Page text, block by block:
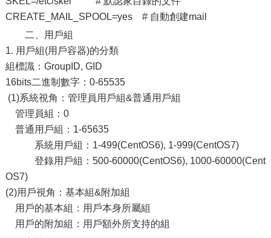
CREATE_MAIL_SPOOL=yes # 自動創建mail
二、用戶組
1. 用戶組(用戶容器)的分類
組標識：GroupID, GID
16bits二進制數字：0-65535
(1)系統視角：管理員用戶組&普通用戶組
管理員組：0
普通用戶組：1-65635
系統用戶組：1-499(CentOS6), 1-999(CentOS7)
登錄用戶組：500-60000(CentOS6), 1000-60000(Cent
OS7)
(2)用戶視角：基本組&附加組
用戶的基本組：用戶本身所屬組
用戶的附加組：用戶額外所支持的組